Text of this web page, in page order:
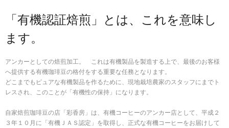
「有機認証焙煎」とは、これを意味し
ます。
アンカーとしての焙煎加工。 これは有機製品を製造する上で、最後のお客様
へ提供する有機珈琲豆の格付をする重要な任務となります。
どこまでもピュアな有機製品を作るために、現地栽培農家のスタッフにまでト
レスされ、このことが「有機性の保持」になります。
自家焙煎珈琲豆の店「彩香房」は、有機コーヒーのアンカー店として、平成２
３年１０月に「有機ＪＡＳ認定」を取得し、正式な有機コーヒーをお届けして